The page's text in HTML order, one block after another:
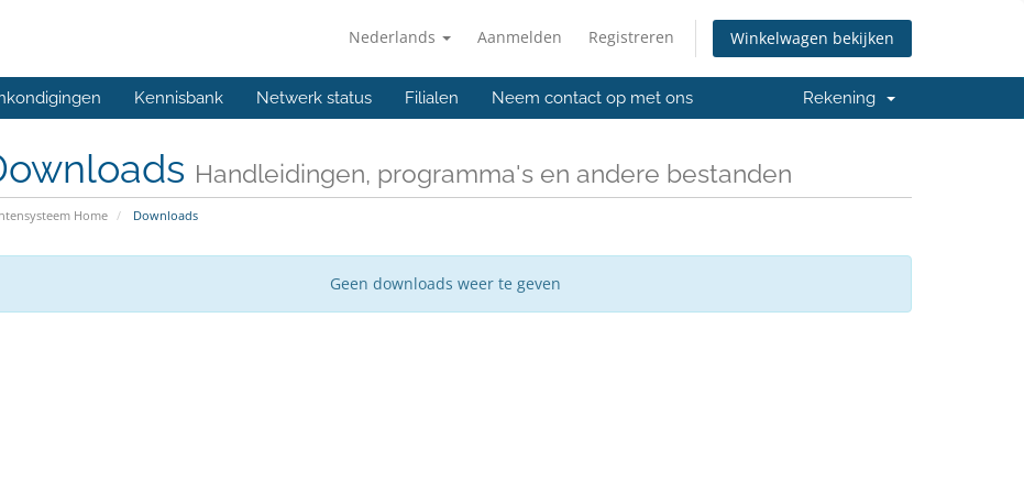
Nederlands Aanmelden Registreren Winkelwagen bekijken
Kennisbank Netwerk status Filialen Neem contact op met ons Rekening
Handleidingen, programma's en andere bestanden
Home Downloads
Geen downloads weer te geven